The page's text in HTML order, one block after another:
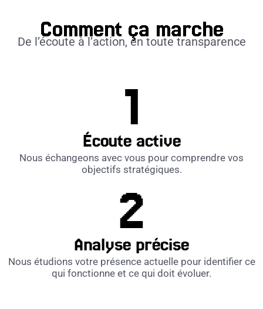
Comment ça marche
De l’écoute à l’action, en toute transparence
Écoute active
Nous échangeons avec vous pour comprendre vos
objectifs stratégiques.
Analyse précise
Nous étudions votre présence actuelle pour identifier ce
qui fonctionne et ce qui doit évoluer.